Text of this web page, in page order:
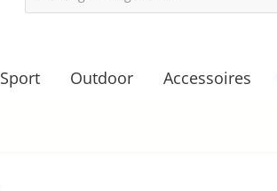
Sport Outdoor Accessoires